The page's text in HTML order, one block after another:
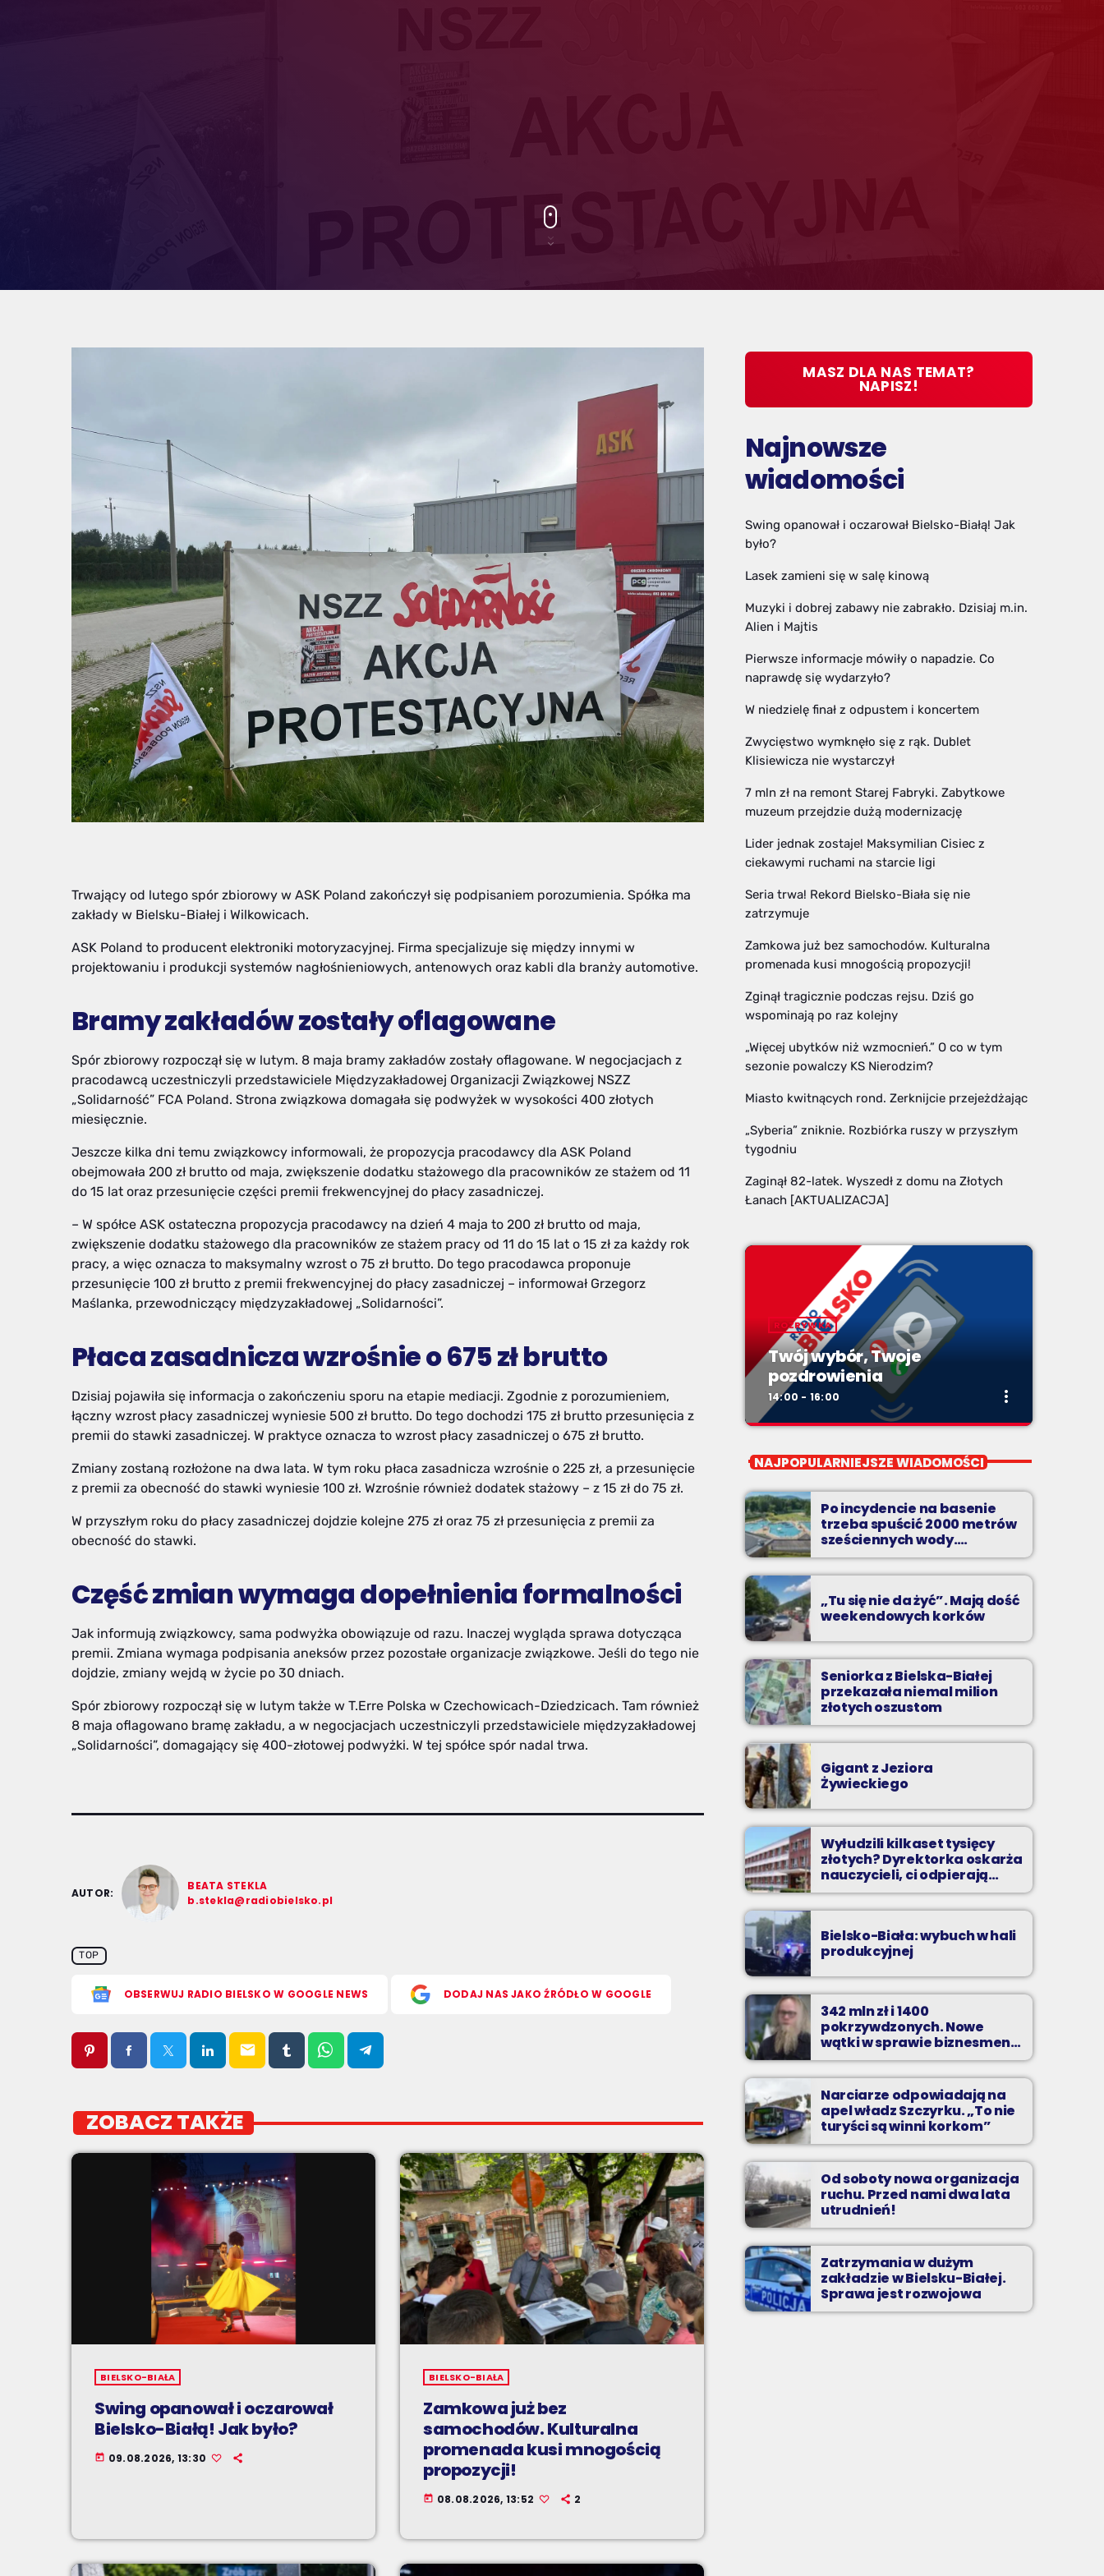
Trwający od lutego spór zbiorowy w ASK Poland zakończył się podpisaniem porozumienia. Spółka ma
zakłady w Bielsku-Białej i Wilkowicach.
ASK Poland to producent elektroniki motoryzacyjnej. Firma specjalizuje się między innymi w
projektowaniu i produkcji systemów nagłośnieniowych, antenowych oraz kabli dla branży automotive.
Bramy zakładów zostały oflagowane
Spór zbiorowy rozpoczął się w lutym. 8 maja bramy zakładów zostały oflagowane. W negocjacjach z
pracodawcą uczestniczyli przedstawiciele Międzyzakładowej Organizacji Związkowej NSZZ
„Solidarność” FCA Poland. Strona związkowa domagała się podwyżek w wysokości 400 złotych
miesięcznie.
Jeszcze kilka dni temu związkowcy informowali, że propozycja pracodawcy dla ASK Poland
obejmowała 200 zł brutto od maja, zwiększenie dodatku stażowego dla pracowników ze stażem od 11
do 15 lat oraz przesunięcie części premii frekwencyjnej do płacy zasadniczej.
– W spółce ASK ostateczna propozycja pracodawcy na dzień 4 maja to 200 zł brutto od maja,
zwiększenie dodatku stażowego dla pracowników ze stażem pracy od 11 do 15 lat o 15 zł za każdy rok
pracy, a więc oznacza to maksymalny wzrost o 75 zł brutto. Do tego pracodawca proponuje
przesunięcie 100 zł brutto z premii frekwencyjnej do płacy zasadniczej – informował Grzegorz
Maślanka, przewodniczący międzyzakładowej „Solidarności”.
Płaca zasadnicza wzrośnie o 675 zł brutto
Dzisiaj pojawiła się informacja o zakończeniu sporu na etapie mediacji. Zgodnie z porozumieniem,
łączny wzrost płacy zasadniczej wyniesie 500 zł brutto. Do tego dochodzi 175 zł brutto przesunięcia z
premii do stawki zasadniczej. W praktyce oznacza to wzrost płacy zasadniczej o 675 zł brutto.
Zmiany zostaną rozłożone na dwa lata. W tym roku płaca zasadnicza wzrośnie o 225 zł, a przesunięcie
z premii za obecność do stawki wyniesie 100 zł. Wzrośnie również dodatek stażowy – z 15 zł do 75 zł.
W przyszłym roku do płacy zasadniczej dojdzie kolejne 275 zł oraz 75 zł przesunięcia z premii za
obecność do stawki.
Część zmian wymaga dopełnienia formalności
Jak informują związkowcy, sama podwyżka obowiązuje od razu. Inaczej wygląda sprawa dotycząca
premii. Zmiana wymaga podpisania aneksów przez pozostałe organizacje związkowe. Jeśli do tego nie
dojdzie, zmiany wejdą w życie po 30 dniach.
Spór zbiorowy rozpoczął się w lutym także w T.Erre Polska w Czechowicach-Dziedzicach. Tam również
8 maja oflagowano bramę zakładu, a w negocjacjach uczestniczyli przedstawiciele międzyzakładowej
„Solidarności”, domagający się 400-złotowej podwyżki. W tej spółce spór nadal trwa.
AUTOR:
BEATA STEKLA
b.stekla@radiobielsko.pl
TOP
OBSERWUJ RADIO BIELSKO W GOOGLE NEWS DODAJ NAS JAKO ŹRÓDŁO W GOOGLE
email
ZOBACZ TAKŻE
BIELSKO-BIAŁA
Swing opanował i oczarował
Bielsko-Białą! Jak było?
today 09.08.2026, 13:30
BIELSKO-BIAŁA
Zamkowa już bez
samochodów. Kulturalna
promenada kusi mnogością
propozycji!
today 08.08.2026, 13:52 2
MASZ DLA NAS TEMAT?
NAPISZ!
Najnowsze
wiadomości
Swing opanował i oczarował Bielsko-Białą! Jak
było?
Lasek zamieni się w salę kinową
Muzyki i dobrej zabawy nie zabrakło. Dzisiaj m.in.
Alien i Majtis
Pierwsze informacje mówiły o napadzie. Co
naprawdę się wydarzyło?
W niedzielę finał z odpustem i koncertem
Zwycięstwo wymknęło się z rąk. Dublet
Klisiewicza nie wystarczył
7 mln zł na remont Starej Fabryki. Zabytkowe
muzeum przejdzie dużą modernizację
Lider jednak zostaje! Maksymilian Cisiec z
ciekawymi ruchami na starcie ligi
Seria trwa! Rekord Bielsko-Biała się nie
zatrzymuje
Zamkowa już bez samochodów. Kulturalna
promenada kusi mnogością propozycji!
Zginął tragicznie podczas rejsu. Dziś go
wspominają po raz kolejny
„Więcej ubytków niż wzmocnień.” O co w tym
sezonie powalczy KS Nierodzim?
Miasto kwitnących rond. Zerknijcie przejeżdżając
„Syberia” zniknie. Rozbiórka ruszy w przyszłym
tygodniu
Zaginął 82-latek. Wyszedł z domu na Złotych
Łanach [AKTUALIZACJA]
ROZRYWKA
Twój wybór, Twoje
pozdrowienia
14:00 - 16:00 more_vert
Twój wybór, Twoje
Niedziele od 14 do 16
Zadzwoń do nas, wybierz jedną z dwóch
muzycznych propozycji i pozdrów bliskich na
żywo w Radiu BIELSKO.
NAJPOPULARNIEJSZE WIADOMOŚCI
Po incydencie na basenie
trzeba spuścić 2000 metrów
sześciennych wody.
„Ogromne koszty i ogromna
praca”
„Tu się nie da żyć”. Mają dość
weekendowych korków
Seniorka z Bielska-Białej
przekazała niemal milion
złotych oszustom
Gigant z Jeziora
Żywieckiego
Wyłudzili kilkaset tysięcy
złotych? Dyrektorka oskarża
nauczycieli, ci odpierają
zarzuty
Bielsko-Biała: wybuch w hali
produkcyjnej
342 mln zł i 1400
pokrzywdzonych. Nowe
wątki w sprawie biznesmena
z Bielska-Białej
Narciarze odpowiadają na
apel władz Szczyrku. „To nie
turyści są winni korkom”
Od soboty nowa organizacja
ruchu. Przed nami dwa lata
utrudnień!
Zatrzymania w dużym
zakładzie w Bielsku-Białej.
Sprawa jest rozwojowa